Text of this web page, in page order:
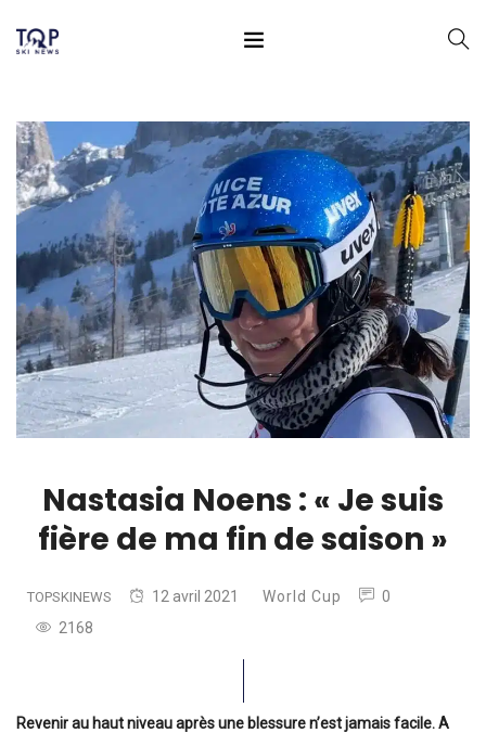
Nastasia Noens : « Je suis
fière de ma fin de saison »
TOPSKINEWS 12 avril 2021 World Cup
0
2168
Revenir au haut niveau après une blessure n’est jamais facile. A